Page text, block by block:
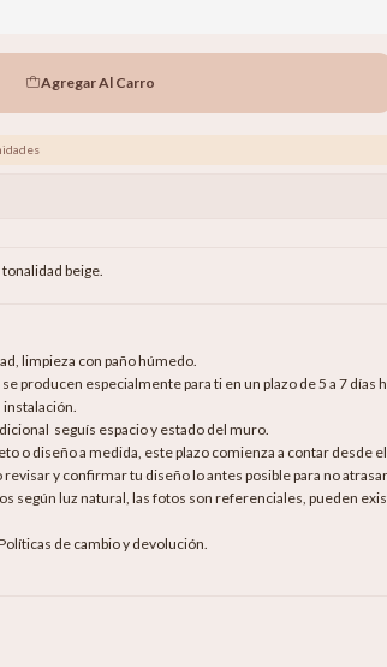
Agregar Al Carro
beige.
limpieza con paño húmedo.
producen especialmente para ti en un plazo de 5 a 7 días
instalación.
seguís espacio y estado del muro.
o diseño a medida, este plazo comienza a contar desde
y confirmar tu diseño lo antes posible para no
según luz natural, las fotos son referenciales, pueden
de cambio y devolución.